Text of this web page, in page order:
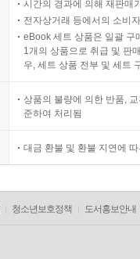
시간의 경과에 의해 재판매
전자상거래 등에서의 소비
eBook 세트 상품은 일괄 구
1개의 상품으로 취급 및 판
우, 세트 상품 전부 및 세트
상품의 불량에 의한 반품,
준하여 처리됨
대금 환불 및 환불 지연에
청소년보호정책 도서홍보안내